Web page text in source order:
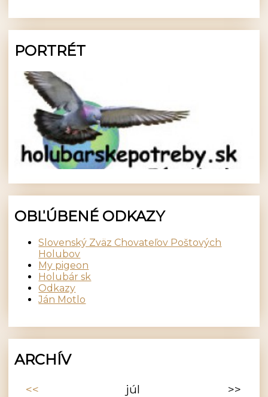
PORTRÉT
OBĽÚBENÉ ODKAZY
Slovenský Zväz Chovateľov Poštových
Holubov
My pigeon
Holubár sk
Odkazy
Ján Motlo
ARCHÍV
<< júl
>>